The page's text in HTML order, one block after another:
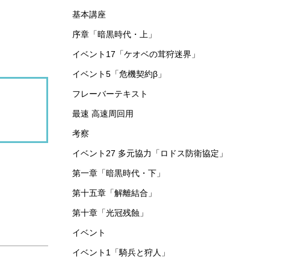
基本講座
序章「暗黒時代・上」
イベント17「ケオベの茸狩迷界」
イベント5「危機契約β」
フレーバーテキスト
最速 高速周回用
考察
イベント27 多元協力「ロドス防衛協定」
第一章「暗黒時代・下」
第十五章「解離結合」
第十章「光冠残蝕」
イベント
イベント1「騎兵と狩人」